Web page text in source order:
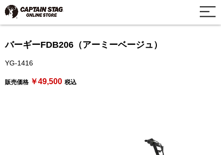
バーギーFDB206（アーミーベージュ）
YG-1416
販売価格 ￥49,500 税込